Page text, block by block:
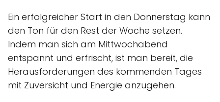
Ein erfolgreicher Start in den Donnerstag kann
den Ton für den Rest der Woche setzen.
Indem man sich am Mittwochabend
entspannt und erfrischt, ist man bereit, die
Herausforderungen des kommenden Tages
mit Zuversicht und Energie anzugehen.